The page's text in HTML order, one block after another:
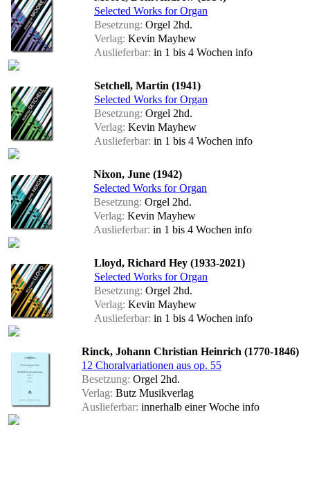
Selected Works for Organ
Besetzung: Orgel 2hd.
Verlag: Kevin Mayhew
Auslieferbar: in 1 bis 4 Wochen info
Setchell, Martin (1941)
Selected Works for Organ
Besetzung: Orgel 2hd.
Verlag: Kevin Mayhew
Auslieferbar: in 1 bis 4 Wochen info
Nixon, June (1942)
Selected Works for Organ
Besetzung: Orgel 2hd.
Verlag: Kevin Mayhew
Auslieferbar: in 1 bis 4 Wochen info
Lloyd, Richard Hey (1933-2021)
Selected Works for Organ
Besetzung: Orgel 2hd.
Verlag: Kevin Mayhew
Auslieferbar: in 1 bis 4 Wochen info
Rinck, Johann Christian Heinrich (1770-1846)
12 Choralvariationen aus op. 55
Besetzung: Orgel 2hd.
Verlag: Butz Musikverlag
Auslieferbar: innerhalb einer Woche info